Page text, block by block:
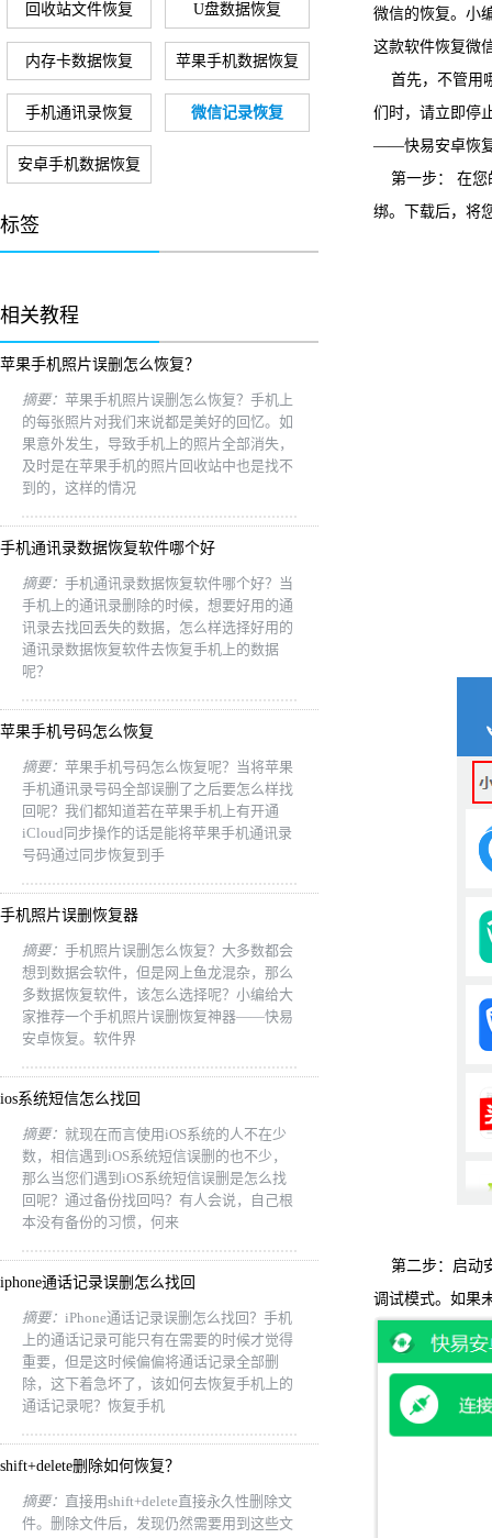
回收站文件恢复 U盘数据恢复
内存卡数据恢复 苹果手机数据恢复
手机通讯录恢复 微信记录恢复
安卓手机数据恢复
标签
相关教程
苹果手机照片误删怎么恢复？
摘要： 苹果手机照片误删怎么恢复？手机上
的每张照片对我们来说都是美好的回忆。如
果意外发生，导致手机上的照片全部消失，
及时是在苹果手机的照片回收站中也是找不
到的，这样的情况
手机通讯录数据恢复软件哪个好
摘要： 手机通讯录数据恢复软件哪个好？当
手机上的通讯录删除的时候，想要好用的通
讯录去找回丢失的数据，怎么样选择好用的
通讯录数据恢复软件去恢复手机上的数据
呢？
苹果手机号码怎么恢复
摘要： 苹果手机号码怎么恢复呢？当将苹果
手机通讯录号码全部误删了之后要怎么样找
回呢？我们都知道若在苹果手机上有开通
iCloud同步操作的话是能将苹果手机通讯录
号码通过同步恢复到手
手机照片误删恢复器
摘要： 手机照片误删怎么恢复？大多数都会
想到数据会软件，但是网上鱼龙混杂，那么
多数据恢复软件，该怎么选择呢？小编给大
家推荐一个手机照片误删恢复神器——快易
安卓恢复。软件界
ios系统短信怎么找回
摘要： 就现在而言使用iOS系统的人不在少
数，相信遇到iOS系统短信误删的也不少，
那么当您们遇到iOS系统短信误删是怎么找
回呢？通过备份找回吗？有人会说，自己根
本没有备份的习惯，何来
iphone通话记录误删怎么找回
摘要： iPhone通话记录误删怎么找回？手机
上的通话记录可能只有在需要的时候才觉得
重要，但是这时候偏偏将通话记录全部删
除，这下着急坏了，该如何去恢复手机上的
通话记录呢？恢复手机
shift+delete删除如何恢复？
摘要： 直接用shift+delete直接永久性删除文
件。删除文件后，发现仍然需要用到这些文
微信的恢复。小
这款软件恢复微
首先，不管用
们时，请立即停
——快易安卓恢
第一步： 在您
绑。下载后，将
第二步：启动
调试模式。如果